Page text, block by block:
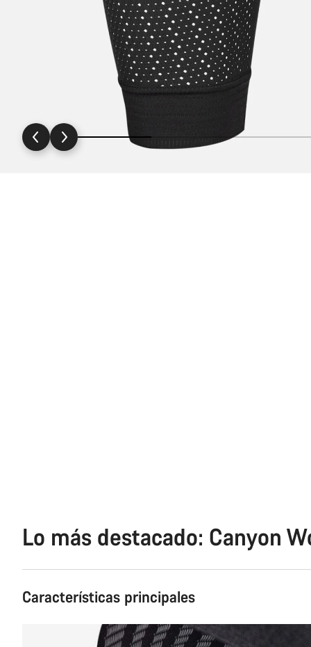
Lo más destacado: Canyon
Características principales